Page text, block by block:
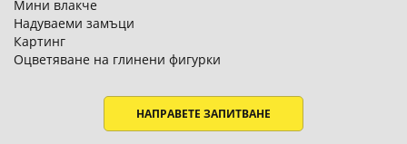
Мини влакче
Надуваеми замъци
Картинг
Оцветяване на глинени фигурки
НАПРАВЕТЕ ЗАПИТВАНЕ